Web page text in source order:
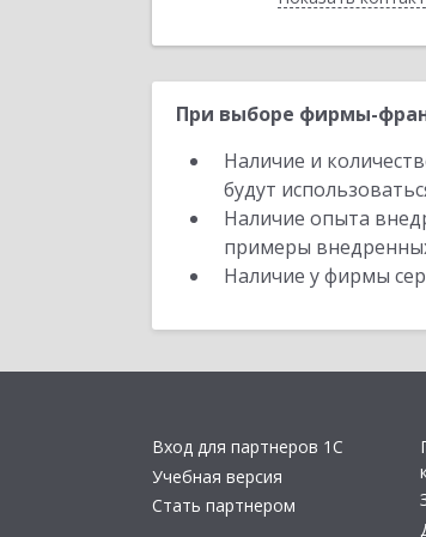
При выборе фирмы-
Наличие и
будут
Наличие опыта
примеры
Наличие у фирмы
Вход для партнеров 1С
Учебная версия
Стать партнером